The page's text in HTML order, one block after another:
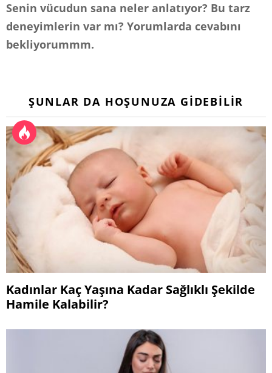
Senin vücudun sana neler anlatıyor? Bu tarz
deneyimlerin var mı? Yorumlarda cevabını
bekliyorummm.
ŞUNLAR DA HOŞUNUZA GIDEBILIR
Kadınlar Kaç Yaşına Kadar Sağlıklı Şekilde
Hamile Kalabilir?